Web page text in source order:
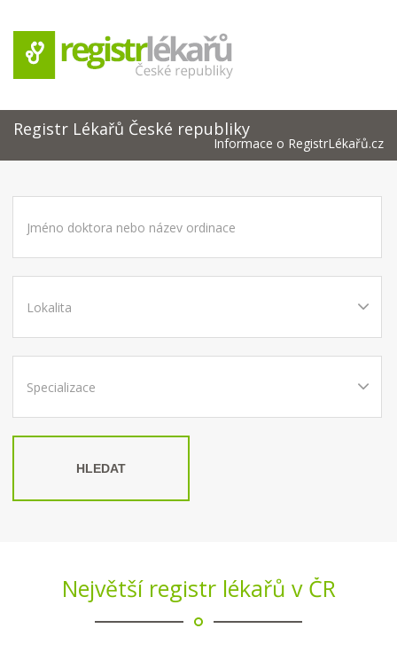
Registr Lékařů České republiky
Informace o RegistrLékařů.cz
HLEDAT
Největší registr lékařů v ČR